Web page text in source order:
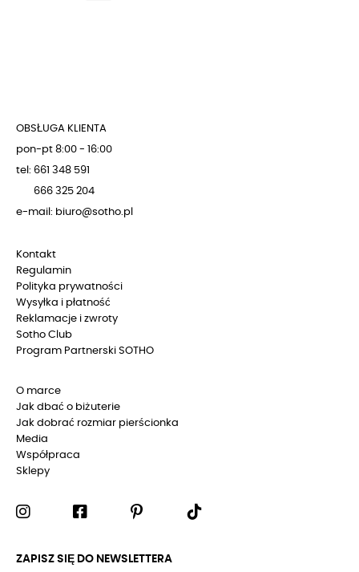
OBSŁUGA KLIENTA
pon-pt 8:00 - 16:00
tel: 661 348 591
666 325 204
e-mail: biuro@sotho.pl
Kontakt
Regulamin
Polityka prywatności
Wysyłka i płatność
Reklamacje i zwroty
Sotho Club
Program Partnerski SOTHO
O marce
Jak dbać o biżuterie
Jak dobrać rozmiar pierścionka
Media
Współpraca
Sklepy
ZAPISZ SIĘ DO NEWSLETTERA